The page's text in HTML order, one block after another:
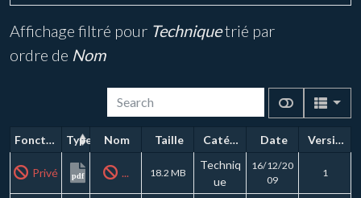
Affichage filtré pour Techniquetrié par
ordre de Nom
Fonctions Type Nom Taille Catégorie Date Version
Privé pdf ... 18.2 MB
Techniq
ue
16/12/20
09
1